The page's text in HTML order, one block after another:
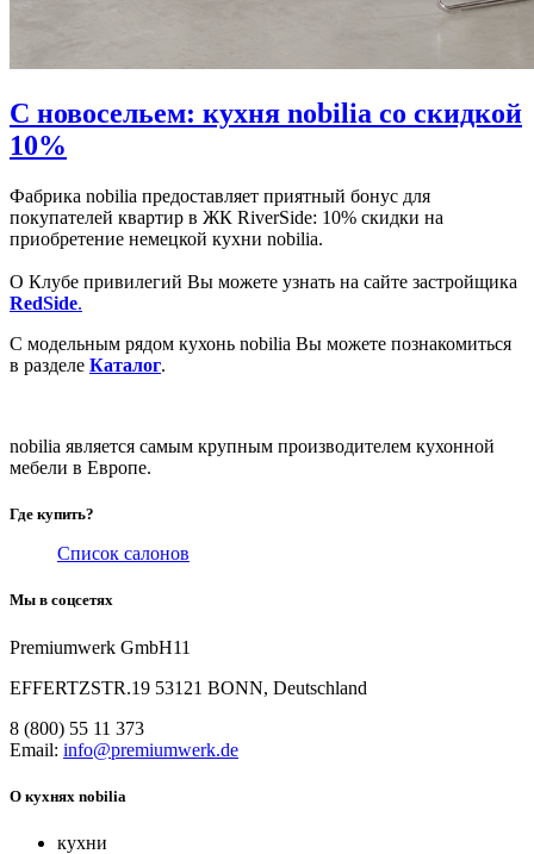
С новосельем: кухня nobilia со скидкой
10%
Фабрика nobilia предоставляет приятный бонус для
покупателей квартир в ЖК RiverSide: 10% скидки на
приобретение немецкой кухни nobilia.
О Клубе привилегий Вы можете узнать на сайте застройщика
RedSide.
С модельным рядом кухонь nobilia Вы можете познакомиться
в разделе Каталог.
nobilia является самым крупным производителем кухонной
мебели в Европе.
Где купить?
Список салонов
Мы в соцсетях
Premiumwerk GmbH11
EFFERTZSTR.19 53121 BONN, Deutschland
8 (800) 55 11 373
Email: info@premiumwerk.de
О кухнях nobilia
кухни